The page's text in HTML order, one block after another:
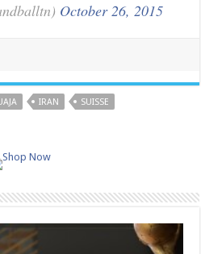
October 26, 2015
IRAN
SUISSE